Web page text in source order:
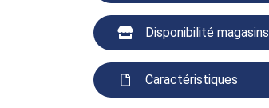
Disponibilité magasins
Caractéristiques